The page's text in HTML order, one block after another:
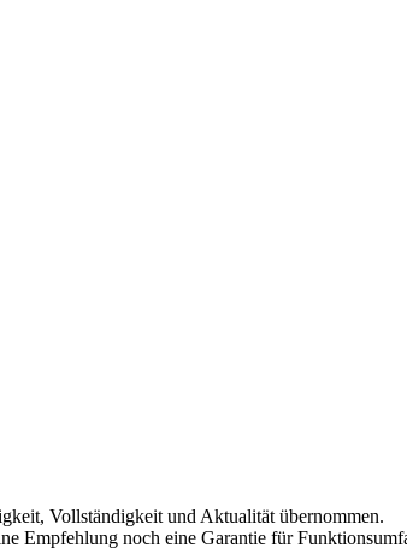
Vollständigkeit und Aktualität übernommen.
Empfehlung noch eine Garantie für